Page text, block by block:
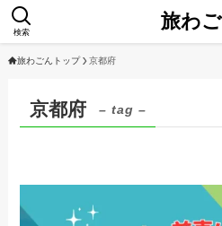
旅わ
検索
旅わごんトップ 京都府
京都府 – tag –